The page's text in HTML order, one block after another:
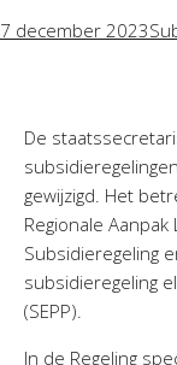
7 december 2023
De
gewijzigd. Het
Regionale
Subsidieregeling
subsidieregeling
(SEPP).
In de Regeling